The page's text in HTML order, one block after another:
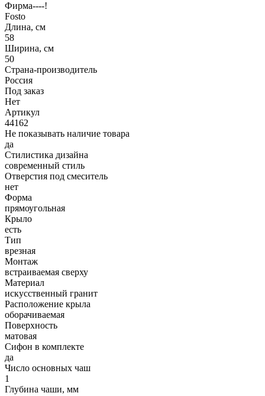
Фирма----!
Fosto
Длина, см
58
Ширина, см
50
Страна-производитель
Россия
Под заказ
Нет
Артикул
44162
Не показывать наличие товара
да
Стилистика дизайна
современный стиль
Отверстия под смеситель
нет
Форма
прямоугольная
Крыло
есть
Тип
врезная
Монтаж
встраиваемая сверху
Материал
искусственный гранит
Расположение крыла
оборачиваемая
Поверхность
матовая
Сифон в комплекте
да
Число основных чаш
1
Глубина чаши, мм